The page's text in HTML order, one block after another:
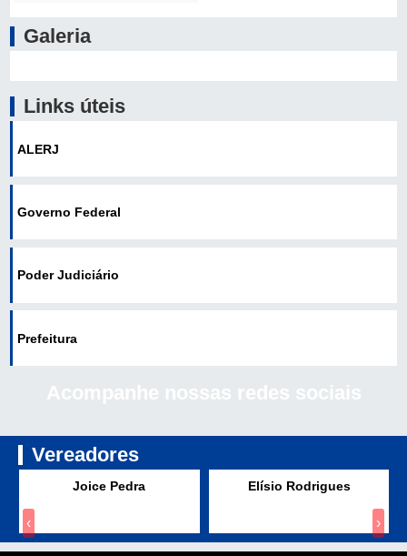
Galeria
Links úteis
ALERJ
Governo Federal
Poder Judiciário
Prefeitura
Vereadores
PV
Joice Pedra Elísio Rodrigues
‹ ›